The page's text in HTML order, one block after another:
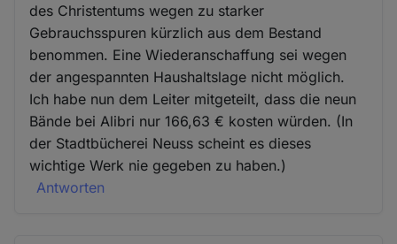
des Christentums wegen zu starker
Gebrauchsspuren kürzlich aus dem Bestand
benommen. Eine Wiederanschaffung sei wegen
der angespannten Haushaltslage nicht möglich.
Ich habe nun dem Leiter mitgeteilt, dass die neun
Bände bei Alibri nur 166,63 € kosten würden. (In
der Stadtbücherei Neuss scheint es dieses
wichtige Werk nie gegeben zu haben.)
Antworten